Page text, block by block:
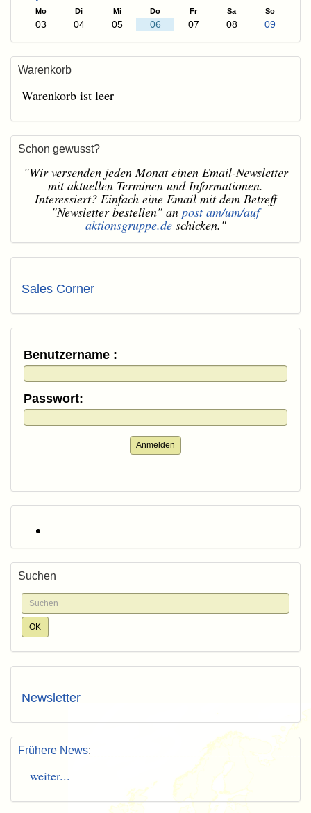
Mo Di Mi Do Fr Sa So
03 04 05 06 07 08 09
Warenkorb
Warenkorb ist leer
Schon gewusst?
"Wir versenden jeden Monat einen Email-Newsletter
mit aktuellen Terminen und Informationen.
Interessiert? Einfach eine Email mit dem Betreff
"Newsletter bestellen" an post am/um/auf
aktionsgruppe.deschicken."
Sales Corner
Benutzername :
Passwort:
Anmelden
Suchen
Newsletter
Frühere News:
weiter...